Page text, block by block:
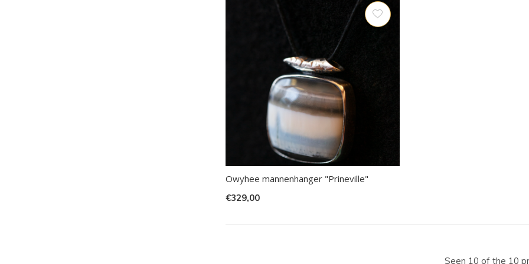
Owyhee mannenhanger "Prineville"
€329,00
Seen 10 of the 10